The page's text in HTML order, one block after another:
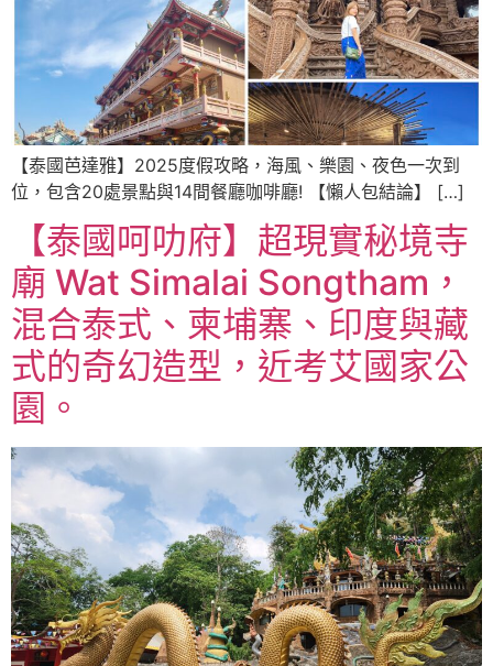
【泰國芭達雅】2025度假攻略，海風、樂園、夜色一次到
位，包含20處景點與14間餐廳咖啡廳! 【懶人包結論】 […]
【泰國呵叻府】超現實秘境寺
廟 Wat Simalai Songtham，
混合泰式、柬埔寨、印度與藏
式的奇幻造型，近考艾國家公
園。